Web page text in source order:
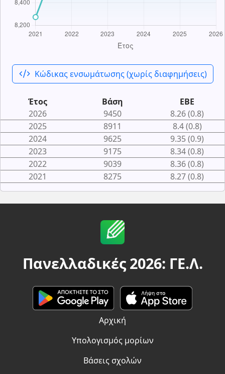
code_xml Κώδικας ενσωμάτωσης (χωρίς διαφημήσεις)
Έτος Βάση
ΕΒΕ
2026
9450
8.26 (0.8)
2025
8911
8.4 (0.8)
2024
9625
9.35 (0.9)
2023
9175
8.34 (0.8)
2022
9039
8.36 (0.8)
2021
8275 8.27 (0.8)
Πανελλαδικές 2026: ΓΕ.Λ.
Αρχική
Υπολογισμός μορίων
Βάσεις σχολών